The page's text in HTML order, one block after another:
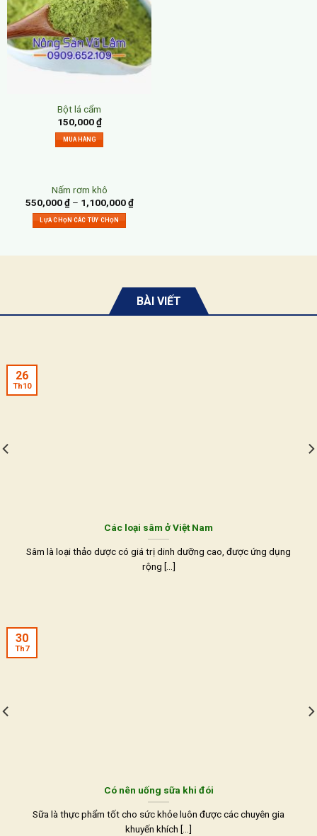
Bột lá cẩm
150,000₫
MUA HÀNG
Nấm rơm khô
550,000₫– 1,100,000₫
LỰA CHỌN CÁC TÙY CHỌN
BÀI VIẾT
Các loại sâm ở Việt Nam
Sâm là loại thảo dược có giá trị dinh dưỡng cao, được ứng dụng
rộng [...]
26
Th10
Có nên uống sữa khi đói
Sữa là thực phẩm tốt cho sức khỏe luôn được các chuyên gia
khuyến khích [...]
30
Th7